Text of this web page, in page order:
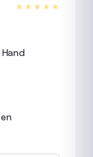
★★★★★